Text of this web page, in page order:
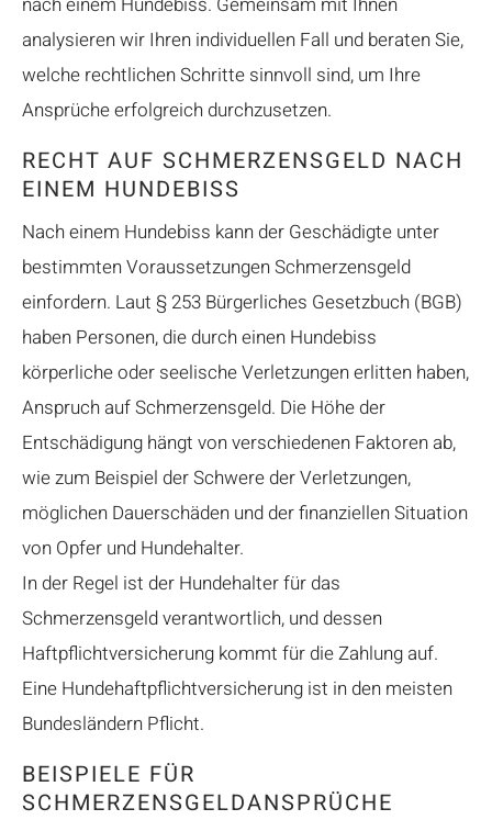
analysieren wir Ihren individuellen Fall und beraten Sie,
welche rechtlichen Schritte sinnvoll sind, um Ihre
Ansprüche erfolgreich durchzusetzen.
RECHT AUF SCHMERZENSGELD NACH
EINEM HUNDEBISS
Nach einem Hundebiss kann der Geschädigte unter
bestimmten Voraussetzungen Schmerzensgeld
einfordern. Laut § 253 Bürgerliches Gesetzbuch (BGB)
haben Personen, die durch einen Hundebiss
körperliche oder seelische Verletzungen erlitten haben,
Anspruch auf Schmerzensgeld. Die Höhe der
Entschädigung hängt von verschiedenen Faktoren ab,
wie zum Beispiel der Schwere der Verletzungen,
möglichen Dauerschäden und der finanziellen Situation
von Opfer und Hundehalter.
In der Regel ist der Hundehalter für das
Schmerzensgeld verantwortlich, und dessen
Haftpflichtversicherung kommt für die Zahlung auf.
Eine Hundehaftpflichtversicherung ist in den meisten
Bundesländern Pflicht.
BEISPIELE FÜR
SCHMERZENSGELDANSPRÜCHE